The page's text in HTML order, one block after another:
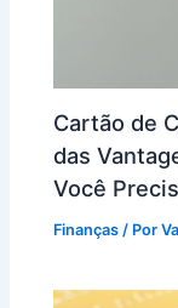
Cartão de
das
Você
Finanças / Por